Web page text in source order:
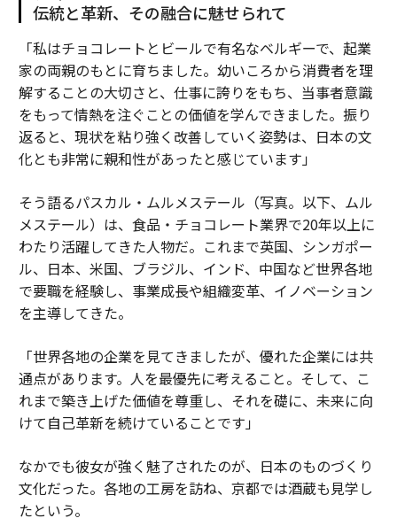
伝統と革新、その融合に魅せられて
「私はチョコレートとビールで有名なベルギーで、起業
家の両親のもとに育ちました。幼いころから消費者を理
解することの大切さと、仕事に誇りをもち、当事者意識
をもって情熱を注ぐことの価値を学んできました。振り
返ると、現状を粘り強く改善していく姿勢は、日本の文
化とも非常に親和性があったと感じています」
そう語るパスカル・ムルメステール（写真。以下、ムル
メステール）は、食品・チョコレート業界で20年以上に
わたり活躍してきた人物だ。これまで英国、シンガポー
ル、日本、米国、ブラジル、インド、中国など世界各地
で要職を経験し、事業成長や組織変革、イノベーション
を主導してきた。
「世界各地の企業を見てきましたが、優れた企業には共
通点があります。人を最優先に考えること。そして、こ
れまで築き上げた価値を尊重し、それを礎に、未来に向
けて自己革新を続けていることです」
なかでも彼女が強く魅了されたのが、日本のものづくり
文化だった。各地の工房を訪ね、京都では酒蔵も見学し
たという。